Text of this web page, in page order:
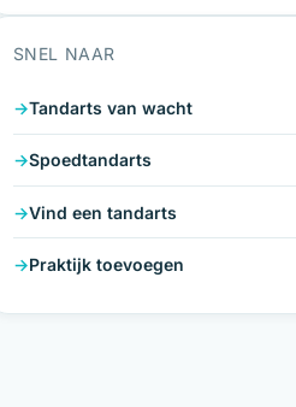
SNEL NAAR
Tandarts van wacht
Spoedtandarts
Vind een tandarts
Praktijk toevoegen